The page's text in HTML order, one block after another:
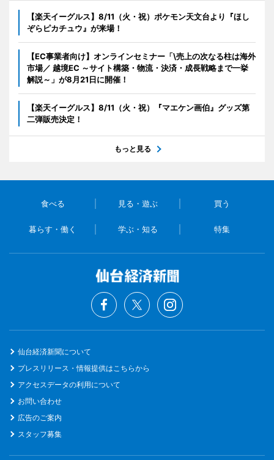
【楽天イーグルス】8/11（火・祝）ポケモン天文台より『ほし
ぞらピカチュウ』が来場！
【EC事業者向け】オンラインセミナー「\売上の次なる柱は海外
市場／ 越境EC ～サイト構築・物流・決済・成長戦略まで一挙
解説～」が8月21日に開催！
【楽天イーグルス】8/11（火・祝）『マエケン画伯』グッズ第
二弾販売決定！
もっと見る
食べる 見る・遊ぶ 買う
暮らす・働く 学ぶ・知る 特集
仙台経済新聞について
プレスリリース・情報提供はこちらから
アクセスデータの利用について
お問い合わせ
広告のご案内
スタッフ募集